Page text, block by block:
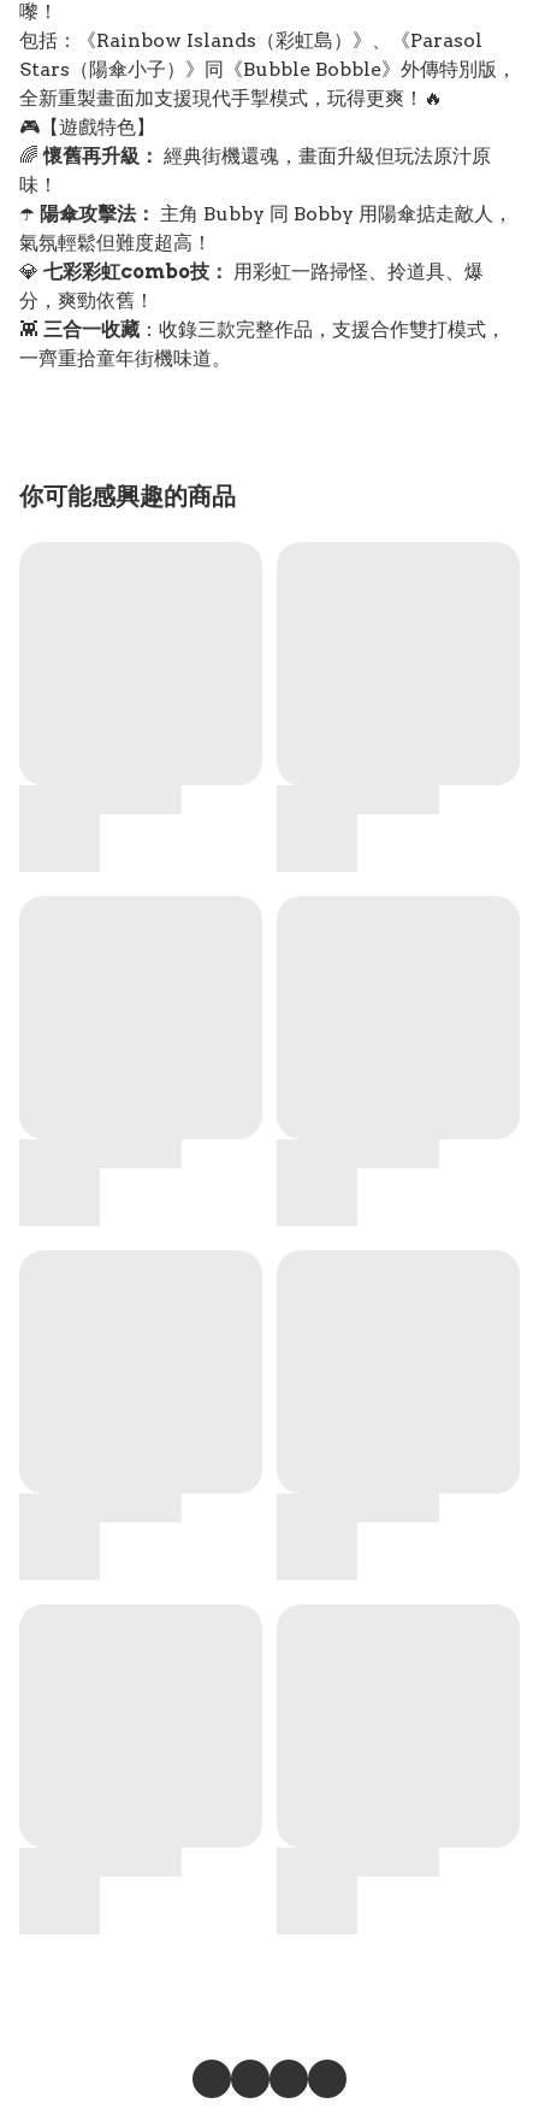
嚟！
包括：《Rainbow Islands（彩虹島）》、《Parasol
Stars（陽傘小子）》同《Bubble Bobble》外傳特別版，
全新重製畫面加支援現代手掣模式，玩得更爽！🔥
🎮【遊戲特色】
🌈懷舊再升級： 經典街機還魂，畫面升級但玩法原汁原
味！
☂️ 陽傘攻擊法： 主角 Bubby 同 Bobby 用陽傘掂走敵人，
氣氛輕鬆但難度超高！
💎 七彩彩虹combo技： 用彩虹一路掃怪、拎道具、爆
分，爽勁依舊！
👾 三合一收藏 ：收錄三款完整作品，支援合作雙打模式，
一齊重拾童年街機味道。
你可能感興趣的商品